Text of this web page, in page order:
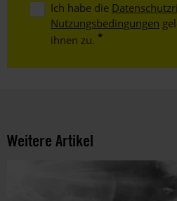
Ich habe die
Nutzungsbedingungen
ihnen zu.
Weitere Artikel